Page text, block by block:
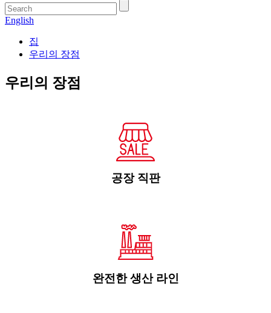
English
집
우리의 장점
우리의 장점
공장 직판
완전한 생산 라인